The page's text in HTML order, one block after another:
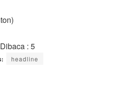
Dibaca : 5
headline